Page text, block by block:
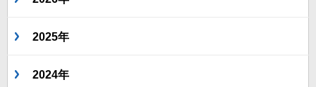
2025年
2024年